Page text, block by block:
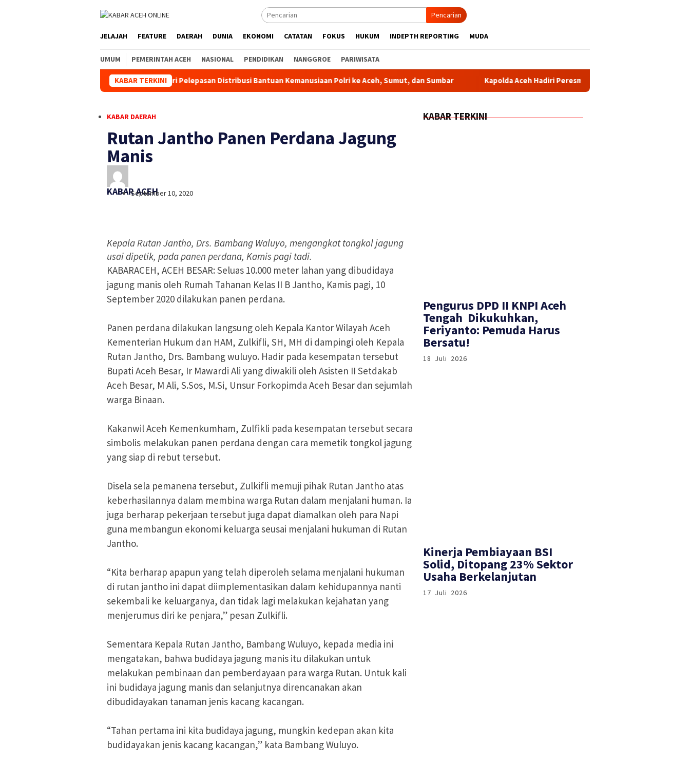
Pencarian
JELAJAH FEATURE DAERAH DUNIA EKONOMI CATATAN FOKUS HUKUM INDEPTH REPORTING MUDA
UMUM PEMERINTAH ACEH NASIONAL PENDIDIKAN NANGGROE PARIWISATA
KABAR TERKINI
Kapolda Aceh Hadiri Pelepasan Distribusi Bantuan Kemanusiaan Polri ke Aceh, Sumut, dan Sumbar Kapolda Aceh Hadiri Peresmian SPPG dan Gudang Ketahanan Pangan
KABAR DAERAH
Rutan Jantho Panen Perdana Jagung
Manis
KABAR ACEH
September 10, 2020
Kepala Rutan Jantho, Drs. Bambang Waluyo, mengangkat tongkol jagung
usai dipetik, pada panen perdana, Kamis pagi tadi.
KABARACEH, ACEH BESAR: Seluas 10.000 meter lahan yang dibudidaya
jagung manis oleh Rumah Tahanan Kelas II B Jantho, Kamis pagi, 10
September 2020 dilakukan panen perdana.
Panen perdana dilakukan langsung oleh Kepala Kantor Wilayah Aceh
Kementerian Hukum dan HAM, Zulkifli, SH, MH di dampingi oleh Kepala
Rutan Jantho, Drs. Bambang wuluyo. Hadir pada kesempatan tersebut
Bupati Aceh Besar, Ir Mawardi Ali yang diwakili oleh Asisten II Setdakab
Aceh Besar, M Ali, S.Sos, M.Si, Unsur Forkopimda Aceh Besar dan sejumlah
warga Binaan.
Kakanwil Aceh Kemenkumham, Zulfikli pada kesempatan tersebut secara
simbolis melakukan panen perdana dengan cara memetik tongkol jagung
yang siap di rebut tersebut.
Disela sela pemanena tersebut, Zulkifli memuji pihak Rutan Jantho atas
keberhasilannya dalam membina warga Rutan dalam menjalani human. Ia
juga berharap pekerjaan tersebut juga dapat diamalkan oleh para Napi
guna membangun ekonomi keluarga seusai menjalani hukuman di Rutan
Jantho.
“Kita berharap apapun yang telah diperoleh selama menjalani hukuman
di rutan jantho ini dapat diimplementasikan dalam kehidupannya nanti
sekembali ke keluarganya, dan tidak lagi melakukan kejahatan yang
menjerumus diri ke penjara,” pesan Zulkifli.
Sementara Kepala Rutan Jantho, Bambang Wuluyo, kepada media ini
mengatakan, bahwa budidaya jagung manis itu dilakukan untuk
melakukan pembinaan dan pemberdayaan para warga Rutan. Untuk kali
ini budidaya jagung manis dan selanjutnya direncanakan akan
dibudidayakan tanaman jenis kacang kacangan.
“Tahan pertama ini kita budidaya jagung, mungkin kedepan akan kita
budidayakan jenis kacang kacangan,” kata Bambang Wuluyo.
KABAR TERKINI
‎Pengurus DPD II KNPI Aceh
Tengah Dikukuhkan,
Feriyanto: Pemuda Harus
Bersatu!
18 Juli 2026
Kinerja Pembiayaan BSI
Solid, Ditopang 23% Sektor
Usaha Berkelanjutan
17 Juli 2026